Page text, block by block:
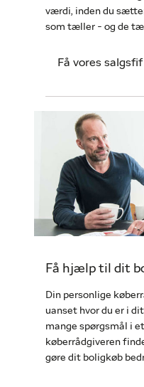
værdi, inden du
som tæller - og de
Få vores
Få hjælp til dit
Din personlige
uanset hvor du er i
mange spørgsmål i
køberrådgiveren
gøre dit boligkøb